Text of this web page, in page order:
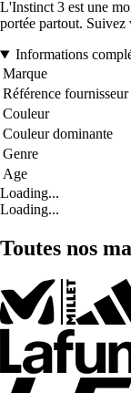
L'Instinct 3 est une
portée partout.
Informations
Marque
Référence fournisseur
Couleur
Couleur dominante
Genre
Age
Loading...
Loading...
Toutes nos